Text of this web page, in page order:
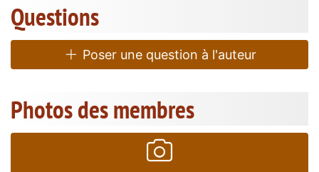
Questions
Poser une question à l'auteur
Photos des membres